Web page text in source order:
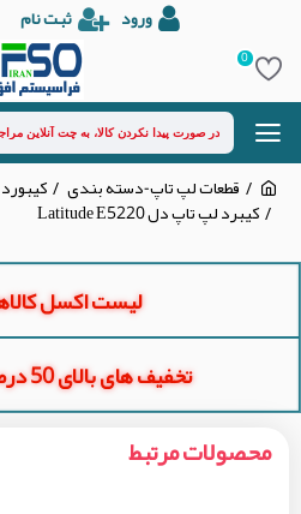
ورود ثبت نام
0
قطعات لپ تاپ-دسته بندی
کیبرد لپ تاپ دل Latitude E5220
لیست اکسل
تخفیف های بالای 50 درصد قطعات تبلت
محصولات مرتبط